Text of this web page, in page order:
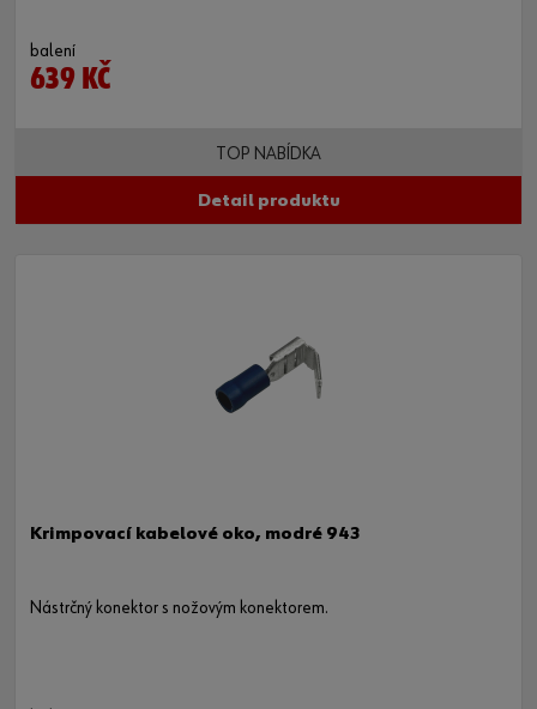
balení
639 KČ
TOP NABÍDKA
Detail produktu
Krimpovací kabelové oko, modré 943
Nástrčný konektor s nožovým konektorem.